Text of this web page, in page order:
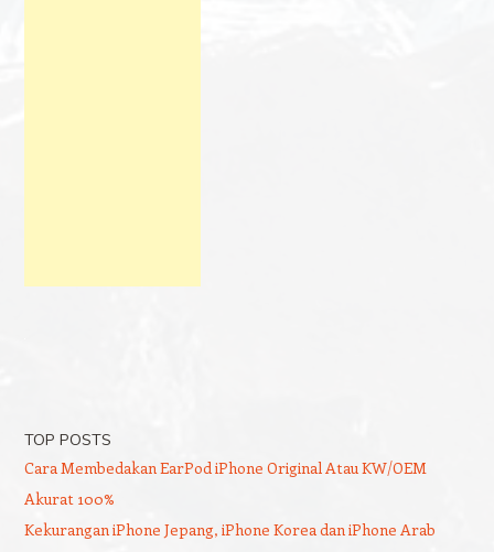
TOP POSTS
Cara Membedakan EarPod iPhone Original Atau KW/OEM
Akurat 100%
Kekurangan iPhone Jepang, iPhone Korea dan iPhone Arab